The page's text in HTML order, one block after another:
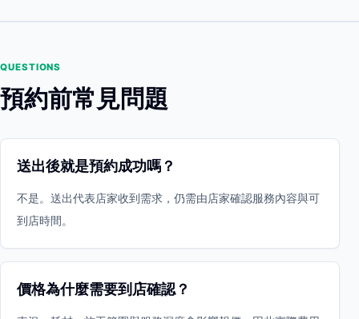
QUESTIONS
預約前常見問題
送出後就是預約成功嗎？
不是。送出代表店家收到需求，仍需由店家確認服務內容與可
到店時間。
價格為什麼需要到店確認？